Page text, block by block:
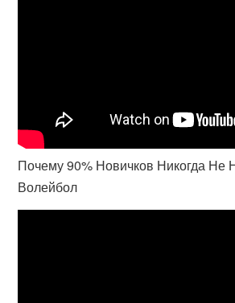
Почему 90% Новичков Никогда Не
Волейбол